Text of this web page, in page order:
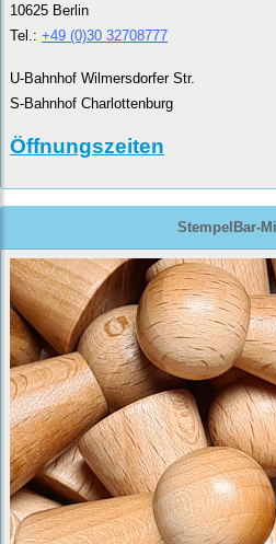
10625 Berlin
Tel.: +49 (0)30 32708777
U-Bahnhof Wilmersdorfer Str.
S-Bahnhof Charlottenburg
Öffnungszeiten
StempelBar-